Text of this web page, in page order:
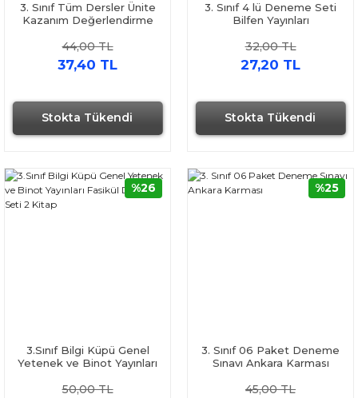
Stokta Tükendi
3. Sınıf Tüm Dersler Ünite
Kazanım Değerlendirme
44,00 TL
37,40 TL
Stokta Tükendi
3. Sınıf 4 lü Deneme Seti
Bilfen Yayınları
32,00 TL
27,20 TL
3.Sınıf Bilgi Küpü Genel
Yetenek ve Binot Yayınları
Kitap
50,00 TL
%26
3. Sınıf 06 Paket Deneme
Sınavı Ankara Karması
45,00 TL
%25